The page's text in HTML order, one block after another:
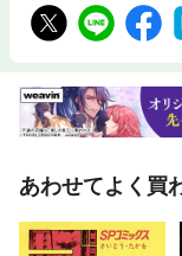
あわせてよく買